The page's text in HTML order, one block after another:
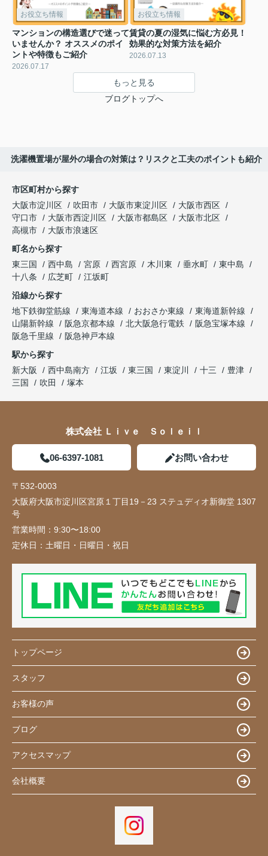
お役立ち情報
マンションの構造選びで迷って
いませんか？ オススメのポイ
ントや特徴もご紹介
2026.07.17
お役立ち情報
賃貸の夏の湿気に悩む方必見！
効果的な対策方法を紹介
2026.07.13
もっと見る
ブログトップへ
洗濯機置場が屋外の場合の対策は？リスクと工夫のポイントも紹介
市区町村から探す
大阪市淀川区
吹田市 大阪市東淀川区
大阪市西区
守口市
大阪市西淀川区 大阪市都島区
大阪市北区
高槻市
大阪市浪速区
町名から探す
東三国
西中島 宮原 西宮原 木川東 垂水町
東中島
十八条
広芝町
江坂町
沿線から探す
地下鉄御堂筋線
東海道本線 おおさか東線
東海道新幹線
山陽新幹線
阪急京都本線 北大阪急行電鉄
阪急宝塚本線
阪急千里線
阪急神戸本線
駅から探す
新大阪
西中島南方 江坂 東三国 東淀川 十三
豊津
三国
吹田 塚本
株式会社 Ｌｉｖｅ Ｓｏｌｅｉｌ
06-6397-1081 お問い合わせ
〒532-0003
大阪府大阪市淀川区宮原１丁目19－23 ステュディオ新御堂 1307
号
営業時間： 9:30〜18:00
定休日： 土曜日・日曜日・祝日
トップページ
スタッフ
お客様の声
ブログ
アクセスマップ
会社概要